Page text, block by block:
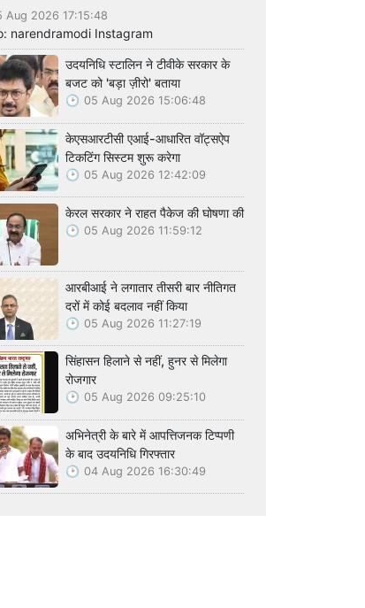
Aug 2026 17:15:48
narendramodi Instagram
उदयनिधि स्टालिन ने टीवीके सरकार के
बजट को 'बड़ा ज़ीरो' बताया
05 Aug 2026 15:06:48
केएसआरटीसी एआई-आधारित वॉट्सऐप
टिकटिंग सिस्टम शुरू करेगा
05 Aug 2026 12:42:09
केरल सरकार ने राहत पैकेज की घोषणा की
05 Aug 2026 11:59:12
आरबीआई ने लगातार तीसरी बार नीतिगत
दरों में कोई बदलाव नहीं किया
05 Aug 2026 11:27:19
सिंहासन हिलाने से नहीं, हुनर से मिलेगा
रोजगार
05 Aug 2026 09:25:10
अभिनेत्री के बारे में आपत्तिजनक टिप्पणी
के बाद उदयनिधि गिरफ्तार
04 Aug 2026 16:30:49